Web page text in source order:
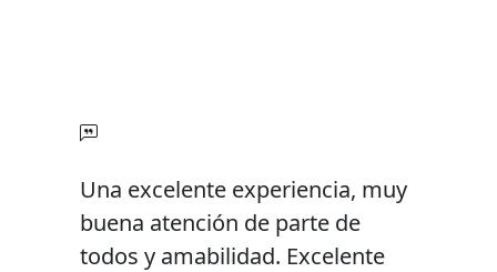
Una excelente experiencia, muy
buena atención de parte de
todos y amabilidad. Excelente